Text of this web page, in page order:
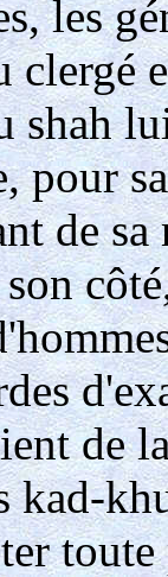
les
clergé
shah
pour
de
son
de
kad-